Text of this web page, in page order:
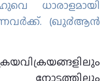
ധാരാളമായി
(ഖു൪ആന്‍